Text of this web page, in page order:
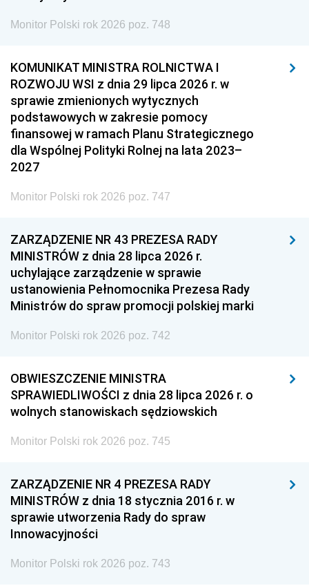
Monitor Polski rok 2026 poz. 748
KOMUNIKAT MINISTRA ROLNICTWA I
ROZWOJU WSI z dnia 29 lipca 2026 r. w
sprawie zmienionych wytycznych
podstawowych w zakresie pomocy
finansowej w ramach Planu Strategicznego
dla Wspólnej Polityki Rolnej na lata 2023–
2027
Monitor Polski rok 2026 poz. 747
ZARZĄDZENIE NR 43 PREZESA RADY
MINISTRÓW z dnia 28 lipca 2026 r.
uchylające zarządzenie w sprawie
ustanowienia Pełnomocnika Prezesa Rady
Ministrów do spraw promocji polskiej marki
Monitor Polski rok 2026 poz. 742
OBWIESZCZENIE MINISTRA
SPRAWIEDLIWOŚCI z dnia 28 lipca 2026 r. o
wolnych stanowiskach sędziowskich
Monitor Polski rok 2026 poz. 745
ZARZĄDZENIE NR 4 PREZESA RADY
MINISTRÓW z dnia 18 stycznia 2016 r. w
sprawie utworzenia Rady do spraw
Innowacyjności
Monitor Polski rok 2026 poz. 743